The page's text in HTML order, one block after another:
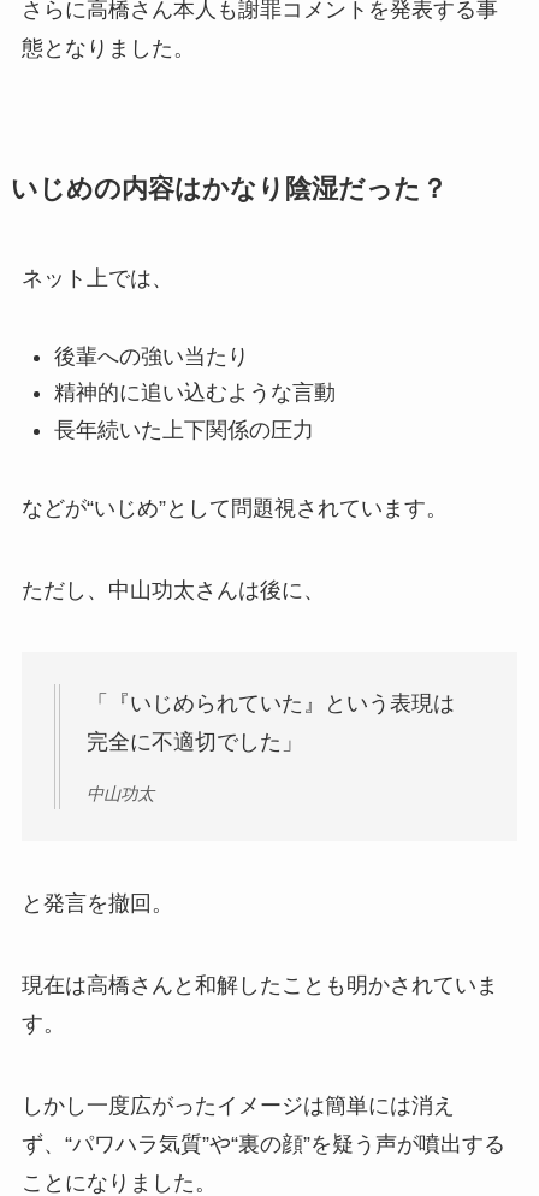
さらに高橋さん本人も謝罪コメントを発表する事
態となりました。
いじめの内容はかなり陰湿だった？
ネット上では、
後輩への強い当たり
精神的に追い込むような言動
長年続いた上下関係の圧力
などが“いじめ”として問題視されています。
ただし、中山功太さんは後に、
「『いじめられていた』という表現は
完全に不適切でした」
中山功太
と発言を撤回。
現在は高橋さんと和解したことも明かされていま
す。
しかし一度広がったイメージは簡単には消え
ず、“パワハラ気質”や“裏の顔”を疑う声が噴出する
ことになりました。